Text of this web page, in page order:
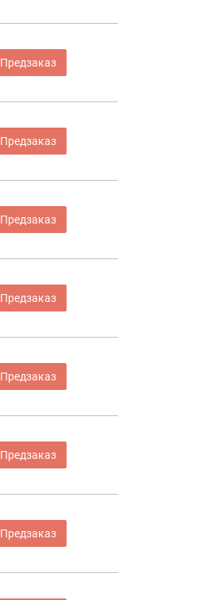
Предзаказ
Предзаказ
Предзаказ
Предзаказ
Предзаказ
Предзаказ
Предзаказ